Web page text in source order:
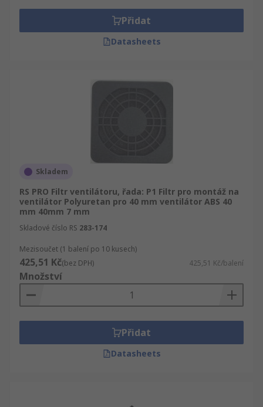
Přidat
Datasheets
Skladem
RS PRO Filtr ventilátoru, řada: P1 Filtr pro montáž na
ventilátor Polyuretan pro 40 mm ventilátor ABS 40
mm 40mm 7 mm
Skladové číslo RS 283-174
Mezisoučet (1 balení po 10 kusech)
425,51 Kč(bez DPH) 425,51 Kč/balení
Množství
Přidat
Datasheets